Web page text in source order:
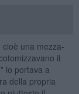
cioè una mezza-
il
lo portava a
della propria